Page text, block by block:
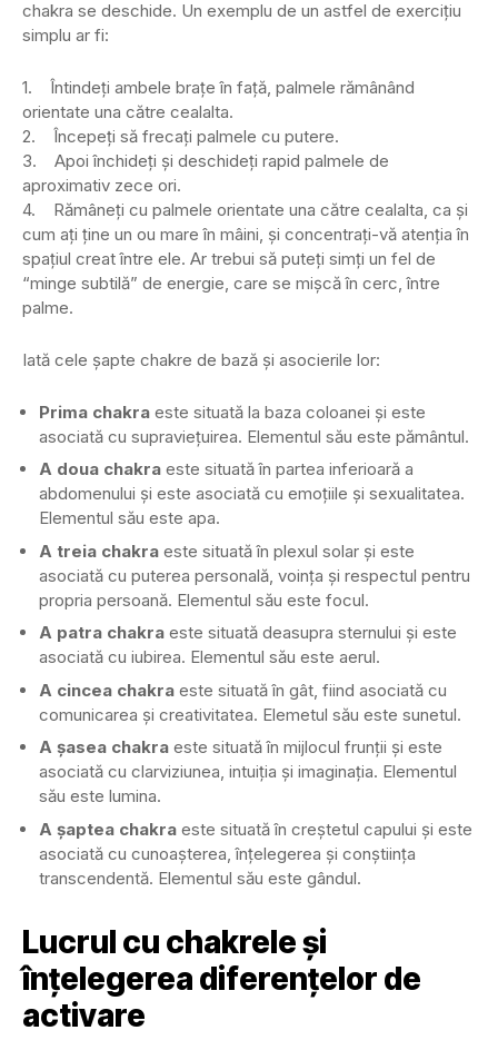
chakra se deschide. Un exemplu de un astfel de exercițiu
simplu ar fi:
1. Întindeți ambele brațe în față, palmele rămânând
orientate una către cealalta.
2. Începeți să frecați palmele cu putere.
3. Apoi închideți și deschideți rapid palmele de
aproximativ zece ori.
4. Rămâneți cu palmele orientate una către cealalta, ca și
cum ați ține un ou mare în mâini, și concentrați-vă atenția în
spațiul creat între ele. Ar trebui să puteți simți un fel de
“minge subtilă” de energie, care se mișcă în cerc, între
palme.
Iată cele șapte chakre de bază și asocierile lor:
Prima chakra este situată la baza coloanei și este
asociată cu supraviețuirea. Elementul său este pământul.
A doua chakra este situată în partea inferioară a
abdomenului și este asociată cu emoțiile și sexualitatea.
Elementul său este apa.
A treia chakra este situată în plexul solar și este
asociată cu puterea personală, voința și respectul pentru
propria persoană. Elementul său este focul.
A patra chakra este situată deasupra sternului și este
asociată cu iubirea. Elementul său este aerul.
A cincea chakra este situată în gât, fiind asociată cu
comunicarea și creativitatea. Elemetul său este sunetul.
A șasea chakra este situată în mijlocul frunții și este
asociată cu clarviziunea, intuiția și imaginația. Elementul
său este lumina.
A șaptea chakra este situată în creștetul capului și este
asociată cu cunoașterea, înțelegerea și conștiința
transcendentă. Elementul său este gândul.
Lucrul cu chakrele și
înțelegerea diferențelor de
activare